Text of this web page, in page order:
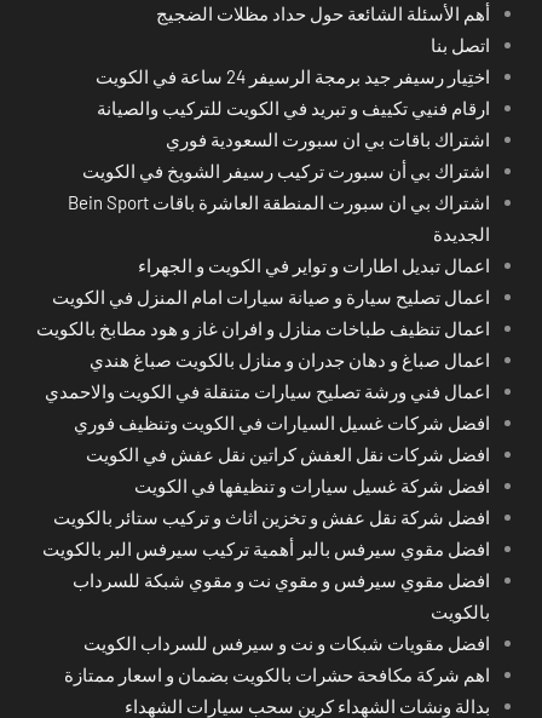
أهم الأسئلة الشائعة حول حداد مظلات الضجيج
اتصل بنا
اختِيار رسيفر جيد برمجة الرسيفر 24 ساعة في الكويت
ارقام فنيي تكييف و تبريد في الكويت للتركيب والصيانة
اشتراك باقات بي ان سبورت السعودية فوري
اشتراك بي أن سبورت تركيب رسيفر الشويخ في الكويت
اشتراك بي ان سبورت المنطقة العاشرة باقات Bein Sport
الجديدة
اعمال تبديل اطارات و تواير في الكويت و الجهراء
اعمال تصليح سيارة و صيانة سيارات امام المنزل في الكويت
اعمال تنظيف طباخات منازل و افران غاز و هود مطابخ بالكويت
اعمال صباغ و دهان جدران و منازل بالكويت صباغ هندي
اعمال فني ورشة تصليح سيارات متنقلة في الكويت والاحمدي
افضل شركات غسيل السيارات في الكويت وتنظيف فوري
افضل شركات نقل العفش كراتين نقل عفش في الكويت
افضل شركة غسيل سيارات و تنظيفها في الكويت
افضل شركة نقل عفش و تخزين اثاث و تركيب ستائر بالكويت
افضل مقوي سيرفس بالبر أهمية تركيب سيرفس البر بالكويت
افضل مقوي سيرفس و مقوي نت و مقوي شبكة للسرداب
بالكويت
افضل مقويات شبكات و نت و سيرفس للسرداب الكويت
اهم شركة مكافحة حشرات بالكويت بضمان و اسعار ممتازة
بدالة ونشات الشهداء كرين سحب سيارات الشهداء